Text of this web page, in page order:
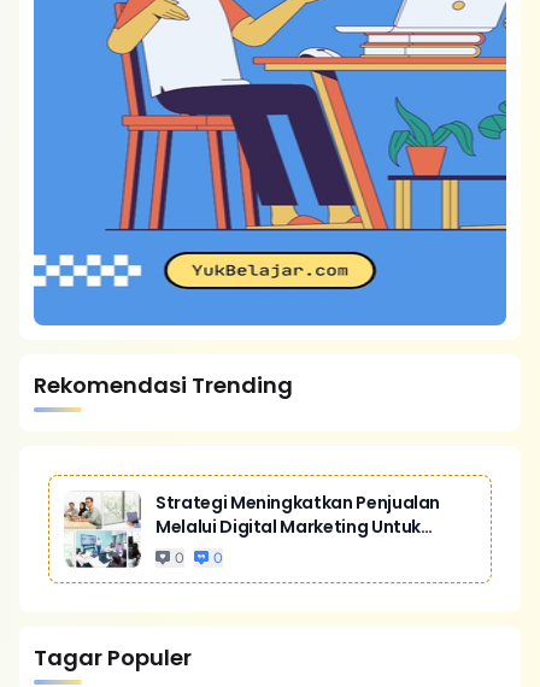
Rekomendasi Trending
Strategi Meningkatkan Penjualan
Melalui Digital Marketing Untuk
Bisnis Yang Lebih Kompetitif
0 0
Tagar Populer